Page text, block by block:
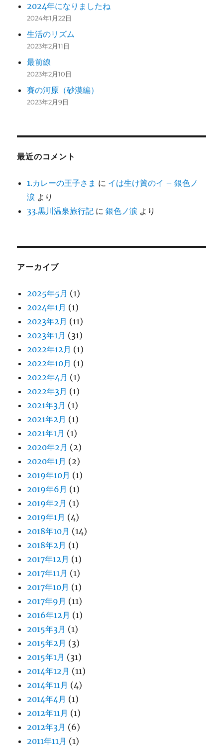
2024年になりましたね
2024年1月22日
生活のリズム
2023年2月11日
最前線
2023年2月10日
賽の河原（砂漠編）
2023年2月9日
最近のコメント
1.カレーの王子さま に イは生け簀のイ – 銀色ノ
涙 より
33.黒川温泉旅行記 に銀色ノ涙 より
アーカイブ
2025年5月 (1)
2024年1月 (1)
2023年2月 (11)
2023年1月 (31)
2022年12月 (1)
2022年10月 (1)
2022年4月 (1)
2022年3月 (1)
2021年3月 (1)
2021年2月 (1)
2021年1月 (1)
2020年2月 (2)
2020年1月 (2)
2019年10月 (1)
2019年6月 (1)
2019年2月 (1)
2019年1月 (4)
2018年10月 (14)
2018年2月 (1)
2017年12月 (1)
2017年11月 (1)
2017年10月 (1)
2017年9月 (11)
2016年12月 (1)
2015年3月 (1)
2015年2月 (3)
2015年1月 (31)
2014年12月 (11)
2014年11月 (4)
2014年4月 (1)
2012年11月 (1)
2012年3月 (6)
2011年11月 (1)